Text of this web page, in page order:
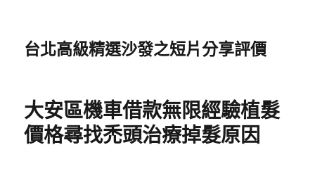
台北高級精選沙發之短片分享評價
大安區機車借款無限經驗植髮
價格尋找禿頭治療掉髮原因